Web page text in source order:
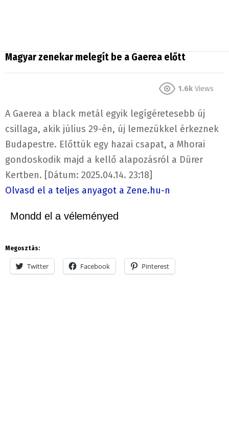
Magyar zenekar melegít be a Gaerea előtt
1.6k Views
A Gaerea a black metál egyik legígéretesebb új
csillaga, akik július 29-én, új lemezükkel érkeznek
Budapestre. Előttük egy hazai csapat, a Mhorai
gondoskodik majd a kellő alapozásról a Dürer
Kertben. [Dátum: 2025.04.14. 23:18]
Olvasd el a teljes anyagot a Zene.hu-n
Mondd el a véleményed
Megosztás:
Twitter Facebook Pinterest